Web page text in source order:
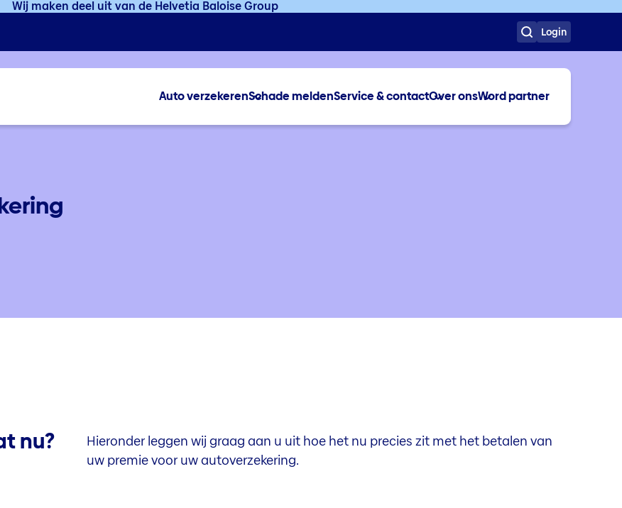
Wij maken deel uit van de Helvetia Baloise Group
Login
Auto verzekerenSchade meldenService & contactOver onsWord partner
nu?
Hieronder leggen wij graag aan u uit hoe het nu precies zit met het betalen van
uw premie voor uw autoverzekering.